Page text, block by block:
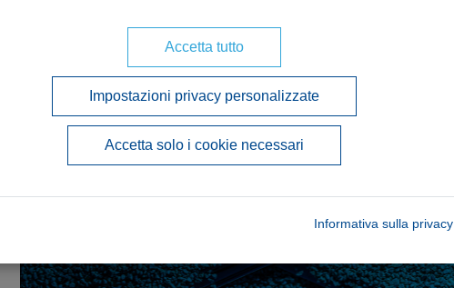
Accetta tutto
Impostazioni privacy personalizzate
Accetta solo i cookie necessari
Informativa sulla privacy